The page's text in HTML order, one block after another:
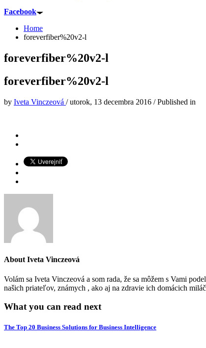
Facebook
Home
foreverfiber%20v2-l
foreverfiber%20v2-l
foreverfiber%20v2-l
by Iveta Vinczeová /utorok, 13 decembra 2016 /Published in
AboutIveta Vinczeová
Volám sa Iveta Vinczeová a som rada, že sa môžem s Vami
našich priateľov, známych , ako aj na zdravie ich domácich
What you can read next
The Top 20 Business Solutions for Business Intelligence